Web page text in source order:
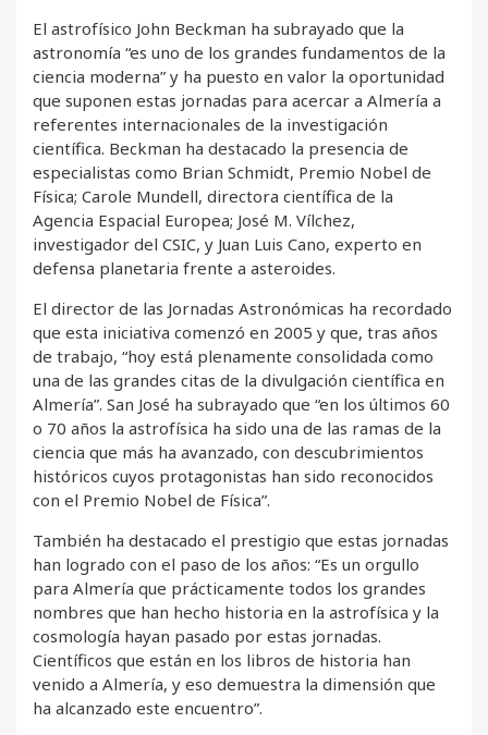
El astrofísico John Beckman ha subrayado que la
astronomía “es uno de los grandes fundamentos de la
ciencia moderna” y ha puesto en valor la oportunidad
que suponen estas jornadas para acercar a Almería a
referentes internacionales de la investigación
científica. Beckman ha destacado la presencia de
especialistas como Brian Schmidt, Premio Nobel de
Física; Carole Mundell, directora científica de la
Agencia Espacial Europea; José M. Vílchez,
investigador del CSIC, y Juan Luis Cano, experto en
defensa planetaria frente a asteroides.
El director de las Jornadas Astronómicas ha recordado
que esta iniciativa comenzó en 2005 y que, tras años
de trabajo, “hoy está plenamente consolidada como
una de las grandes citas de la divulgación científica en
Almería”. San José ha subrayado que “en los últimos 60
o 70 años la astrofísica ha sido una de las ramas de la
ciencia que más ha avanzado, con descubrimientos
históricos cuyos protagonistas han sido reconocidos
con el Premio Nobel de Física”.
También ha destacado el prestigio que estas jornadas
han logrado con el paso de los años: “Es un orgullo
para Almería que prácticamente todos los grandes
nombres que han hecho historia en la astrofísica y la
cosmología hayan pasado por estas jornadas.
Científicos que están en los libros de historia han
venido a Almería, y eso demuestra la dimensión que
ha alcanzado este encuentro”.